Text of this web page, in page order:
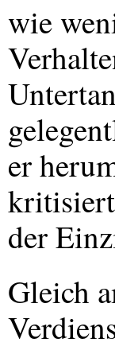
wie
er
der
Gleich